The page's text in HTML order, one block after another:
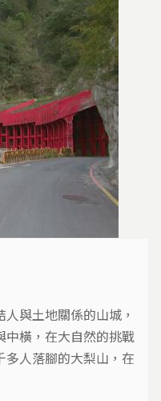
與土地關係的山城，
中橫，在大自然的挑戰
人落腳的大梨山，在
承載的極限在哪裡?